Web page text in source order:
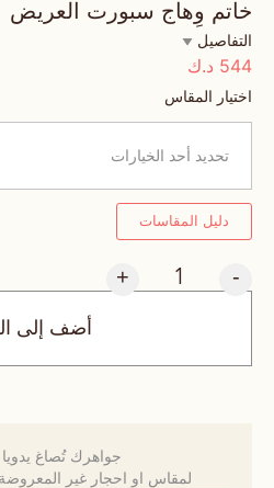
خاتم وِهاج سبورت العريض
التفاصيل
544 د.ك
اختيار المقاس
دليل المقاسات
-
+
أضف إلى
جواهرك تُصاغ
لمقاس او احجار غير المعروضة